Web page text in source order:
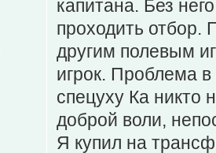
капитана. Без
проходить отбор.
другим полевым
игрок. Проблема
спецуху Ка никто
доброй воли,
Я купил на